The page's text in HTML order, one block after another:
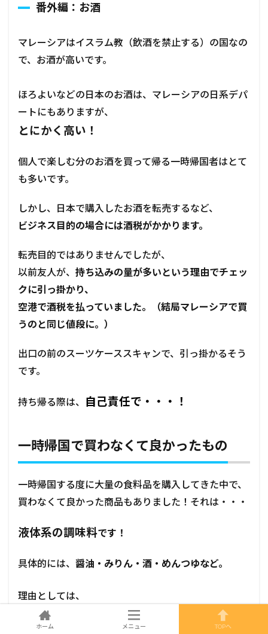
番外編：お酒
マレーシアはイスラム教（飲酒を禁止する）の国なの
で、お酒が高いです。
ほろよいなどの日本のお酒は、マレーシアの日系デパ
ートにもありますが、
とにかく高い！
個人で楽しむ分のお酒を買って帰る一時帰国者はとて
も多いです。
しかし、日本で購入したお酒を転売するなど、
ビジネス目的の場合には酒税がかかります。
転売目的ではありませんでしたが、
以前友人が、 持ち込みの量が多いという理由でチェッ
クに引っ掛かり、
空港で酒税を払っていました。（結局マレーシアで買
うのと同じ値段に。）
出口の前のスーツケーススキャンで、引っ掛かるそう
です。
持ち帰る際は、 自己責任で・・・！
一時帰国で買わなくて良かったもの
一時帰国する度に大量の食料品を購入してきた中で、
買わなくて良かった商品もありました！それは・・・
液体系の調味料です！
具体的には、 醤油・みりん・酒・めんつゆなど。
理由としては、
ホーム メニュー TOPへ